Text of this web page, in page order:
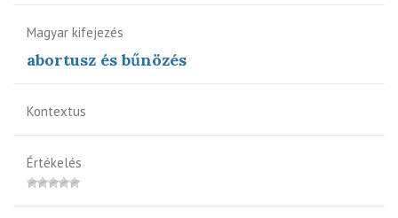
Magyar kifejezés
abortusz és bűnözés
Kontextus
Értékelés